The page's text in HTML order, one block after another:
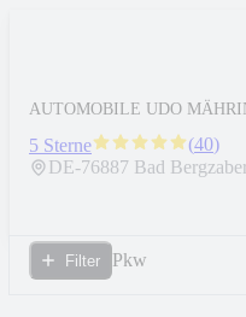
AUTOMOBILE UDO
5 Sterne (40)
DE-76887 Bad
Filter Pkw